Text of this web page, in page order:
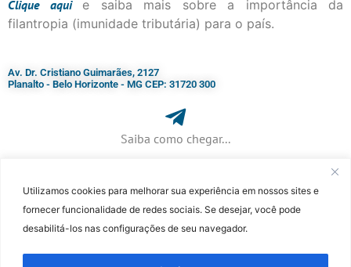
Utilizamos cookies para melhorar sua experiência em nossos sites e
fornecer funcionalidade de redes sociais. Se desejar, você pode
desabilitá-los nas configurações de seu navegador.
Cliqueaqui
e saiba mais sobre a importância da
filantropia (imunidade tributária) para o país.
Av. Dr. Cristiano Guimarães, 2127
Planalto - Belo Horizonte - MG CEP: 31720 300
Saiba como chegar...
+ 55 (31) 3115-7000​
Patrick de Souza